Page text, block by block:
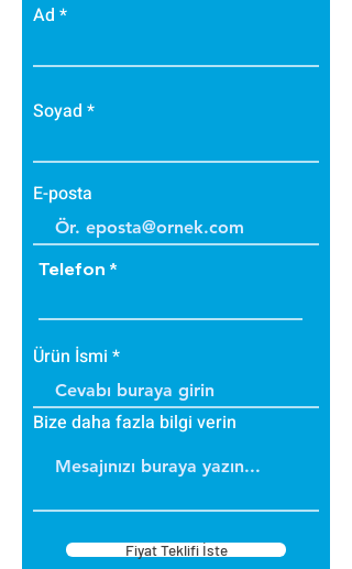
• Darbe emici özelliğe sahiptir.
• B1 sınıfı alev yürütmez tiptedir.
• Dayanıklıdır.
• İç ve dış cephede
uygulanabilir.
• Üzerine boya yapılabilir.
Ad
Soyad
E-posta
Telefon
Ürün İsmi
Bize daha fazla bilgi verin
Fiyat Teklifi İste